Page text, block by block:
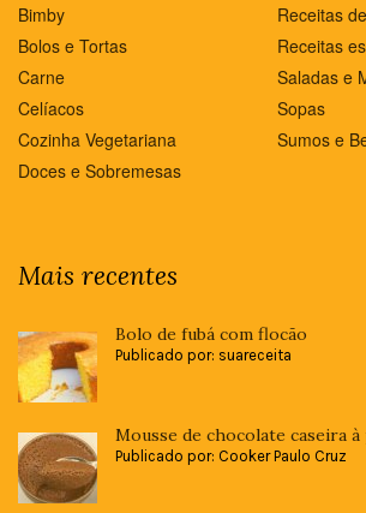
Bimby
Bolos e Tortas
Carne
Celíacos
Cozinha Vegetariana
Doces e Sobremesas
Receitas
Receitas
Saladas e
Sopas
Sumos e
Mais recentes
Bolo de fubá com flocão
Publicado por: suareceita
Mousse de chocolate caseira
Publicado por: Cooker Paulo Cruz